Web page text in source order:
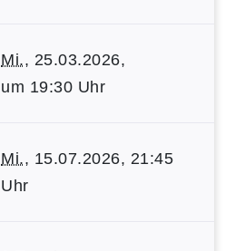
Mi., 25.03.2026,
um 19:30 Uhr
Mi., 15.07.2026, 21:45
Uhr